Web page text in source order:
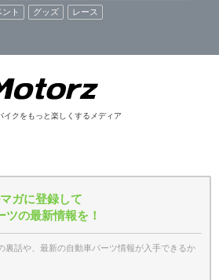
ト グッズ レース
イクをもっと楽しくするメディア
ガに登録して
ツの最新情報を！
裏話や、最新の自動車パーツ情報が入手できるか